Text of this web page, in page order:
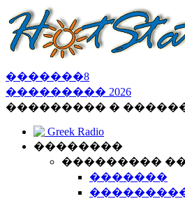
�������8
��������� 2026
��������� �
Greek Radio
��������
���������
�������